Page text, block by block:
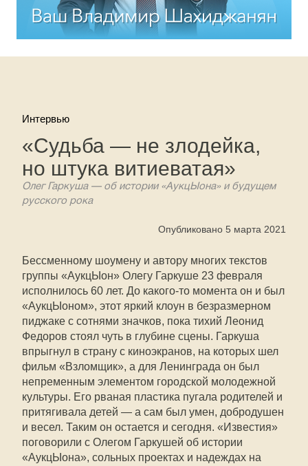
Интервью
«Судьба — не злодейка,
но штука витиеватая»
Олег Гаркуша — об истории «АукцЫона» и будущем
русского рока
Опубликовано 5 марта 2021
Бессменному шоумену и автору многих текстов
группы «АукцЫон» Олегу Гаркуше 23 февраля
исполнилось 60 лет. До какого-то момента он и был
«АукцЫоном», этот яркий клоун в безразмерном
пиджаке с сотнями значков, пока тихий Леонид
Федоров стоял чуть в глубине сцены. Гаркуша
впрыгнул в страну с киноэкранов, на которых шел
фильм «Взломщик», а для Ленинграда он был
непременным элементом городской молодежной
культуры. Его рваная пластика пугала родителей и
притягивала детей — а сам был умен, добродушен
и весел. Таким он остается и сегодня. «Известия»
поговорили с Олегом Гаркушей об истории
«АукцЫона», сольных проектах и надеждах на